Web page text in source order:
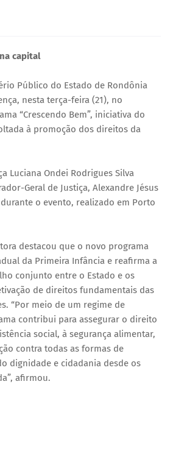
capital
Público do Estado de Rondônia
nesta terça-feira (21), no
“Crescendo Bem”, iniciativa do
à promoção dos direitos da
Luciana Ondei Rodrigues Silva
Geral de Justiça, Alexandre Jésus
o evento, realizado em Porto
destacou que o novo programa
da Primeira Infância e reafirma a
conjunto entre o Estado e os
de direitos fundamentais das
“Por meio de um regime de
contribui para assegurar o direito
social, à segurança alimentar,
contra todas as formas de
dignidade e cidadania desde os
afirmou.